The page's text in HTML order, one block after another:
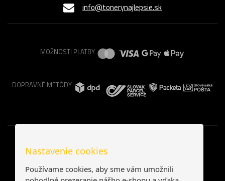
info@tonerynajlepsie.sk
MOŽNOSTI PLATBY
DOPRAVNÉ METÓDY
Nastavenie cookies
Používame cookies, aby sme vám umožnili